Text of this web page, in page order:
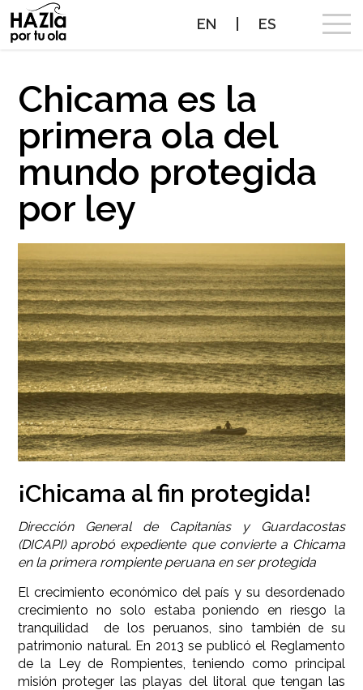
CAMPAÑA
OLAS A PROTEGER
OLAS PROTEGIDAS
NOTICIAS
PROTEGE TUS OLAS
ALIADOS
CONTACTO
EN ES
Chicama es la
primera ola del
mundo protegida
por ley
¡Chicama al fin protegida!
Dirección General de Capitanías y Guardacostas
(DICAPI) aprobó expediente que convierte a Chicama
en la primera rompiente peruana en ser protegida
El crecimiento económico del país y su desordenado
crecimiento no solo estaba poniendo en riesgo la
tranquilidad de los peruanos, sino también de su
patrimonio natural. En 2013 se publicó el Reglamento
de la Ley de Rompientes, teniendo como principal
misión proteger las playas del litoral que tengan las